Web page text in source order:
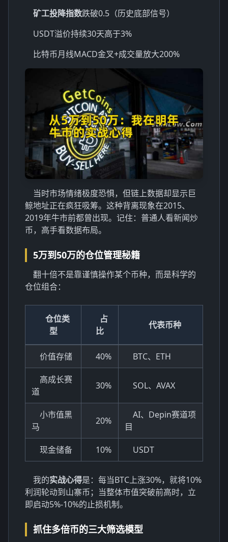
矿工投降指数跌破0.5（历史底部信号）
USDT溢价持续30天高于3%
比特币月线MACD金叉+成交量放大200%
当时市场情绪极度恐惧，但链上数据却显示巨
鲸地址正在疯狂吸筹。这种背离现象在2015、
2019年牛市前都曾出现。记住：普通人看新闻炒
币，高手看数据布局。
5万到50万的仓位管理秘籍
翻十倍不是靠谨慎操作某个币种，而是科学的
仓位组合：
仓位类
型
占
比
代表币种
价值存储 40% BTC、ETH
高成长赛
道
30% SOL、AVAX
小市值黑
马
20%
AI、Depin赛道项
目
现金储备 10% USDT
我的实战心得是：每当BTC上涨30%，就将10%
利润轮动到山寨币；当整体市值突破前高时，立
即启动5%-10%的止损机制。
抓住多倍币的三大筛选模型